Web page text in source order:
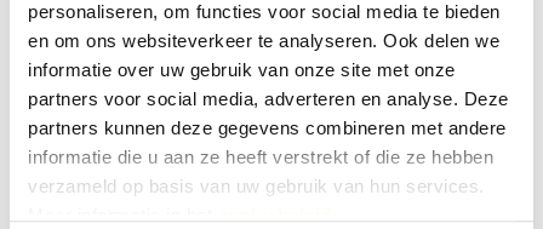
personaliseren, om functies voor social media te bieden
en om ons websiteverkeer te analyseren. Ook delen we
informatie over uw gebruik van onze site met onze
partners voor social media, adverteren en analyse. Deze
partners kunnen deze gegevens combineren met andere
informatie die u aan ze heeft verstrekt of die ze hebben
verzameld op basis van uw gebruik van hun services.
Merk Carhartt
Bekijk alle specificaties
Reviews